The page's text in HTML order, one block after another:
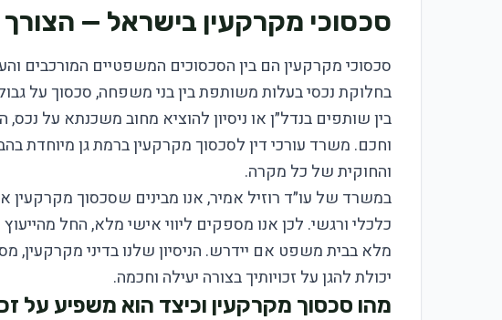
סכסוכי מקרקעין בישראל —
סכסוכי מקרקעין הם בין הסכסוכים המשפטיים המורכבים
בחלוקת נכסי בעלות משותפת בין בני משפחה, סכסוך על
בין שותפים בנדל״ן או ניסיון להוציא מחוב משכנתא על
וחכם. משרד עורכי דין לסכסוך מקרקעין ברמת גן מיוחדת
והחוקית של כל מקרה.
במשרד של עו״ד רוזיל אמיר, אנו מבינים שסכסוך מקרקעין
כלכלי ורגשי. לכן אנו מספקים ליווי אישי מלא, החל
מלא בבית משפט אם יידרש. הניסיון שלנו בדיני מקרקעין,
יכולת להגן על זכויותיך בצורה יעילה וחכמה.
מהו סכסוך מקרקעין וכיצד הוא משפיע על